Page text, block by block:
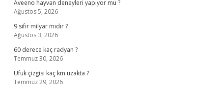
Aveeno hayvan deneyleri yapıyor mu ?
Ağustos 5, 2026
9 sıfır milyar mıdır ?
Ağustos 3, 2026
60 derece kaç radyan ?
Temmuz 30, 2026
Ufuk çizgisi kaç km uzakta ?
Temmuz 29, 2026